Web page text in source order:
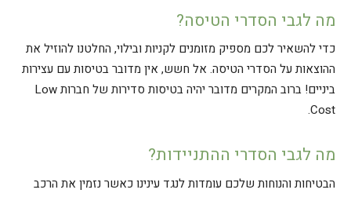
מה לגבי הסדרי הטיסה?
כדי להשאיר לכם מספיק מזומנים לקניות ובילוי, החלטנו להוזיל את
ההוצאות על הסדרי הטיסה. אל חשש, אין מדובר בטיסות עם עצירות
ביניים! ברוב המקרים מדובר יהיה בטיסות סדירות של חברות Low
Cost.
מה לגבי הסדרי ההתניידות?
הבטיחות והנוחות שלכם עומדות לנגד עינינו כאשר נזמין את הרכב